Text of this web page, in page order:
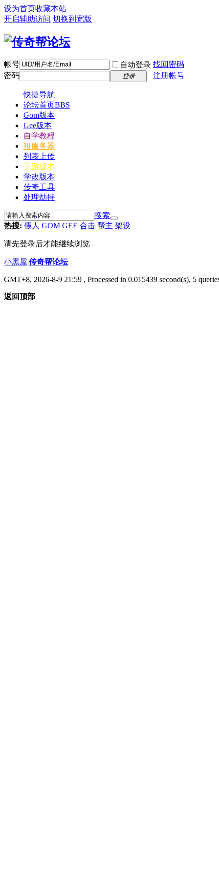
设为首页收藏本站
开启辅助访问 切换到宽版
帐号 自动登录 找回密码
密码
登录 注册帐号
快捷导航
论坛首页BBS
Gom版本
Gee版本
自学教程
租服务器
列表上传
手游版本
学改版本
传奇工具
处理劫持
搜索
热搜: 假人 GOM GEE 合击 帮主 架设
请先登录后才能继续浏览
小黑屋|传奇帮论坛
GMT+8, 2026-8-9 21:59 , Processed in 0.015439 second(s), 5
返回顶部